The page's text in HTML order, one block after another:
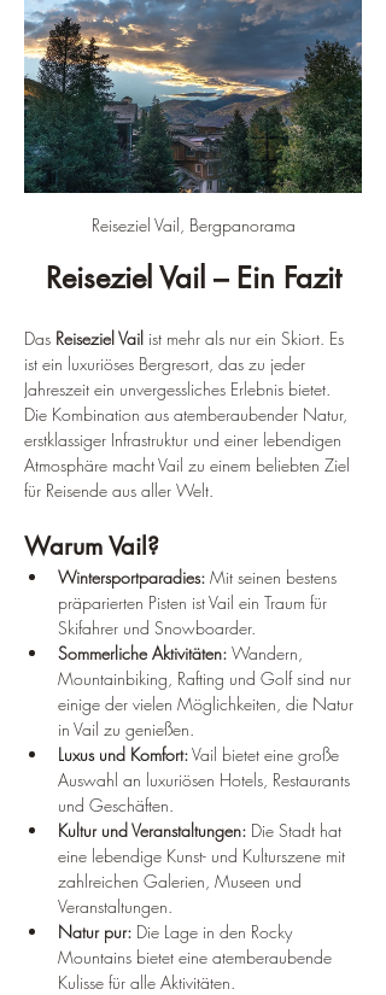
Reiseziel Vail, Bergpanorama
Reiseziel Vail – Ein Fazit
Das Reiseziel Vail ist mehr als nur ein Skiort. Es
ist ein luxuriöses Bergresort, das zu jeder
Jahreszeit ein unvergessliches Erlebnis bietet.
Die Kombination aus atemberaubender Natur,
erstklassiger Infrastruktur und einer lebendigen
Atmosphäre macht Vail zu einem beliebten Ziel
für Reisende aus aller Welt.
Warum Vail?
Wintersportparadies: Mit seinen bestens
präparierten Pisten ist Vail ein Traum für
Skifahrer und Snowboarder.
Sommerliche Aktivitäten: Wandern,
Mountainbiking, Rafting und Golf sind nur
einige der vielen Möglichkeiten, die Natur
in Vail zu genießen.
Luxus und Komfort: Vail bietet eine große
Auswahl an luxuriösen Hotels, Restaurants
und Geschäften.
Kultur und Veranstaltungen: Die Stadt hat
eine lebendige Kunst- und Kulturszene mit
zahlreichen Galerien, Museen und
Veranstaltungen.
Natur pur: Die Lage in den Rocky
Mountains bietet eine atemberaubende
Kulisse für alle Aktivitäten.